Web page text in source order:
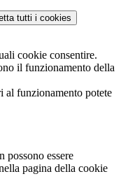
tutti i cookies
cookie consentire.
il funzionamento della
al funzionamento potete
possono essere
pagina della cookie